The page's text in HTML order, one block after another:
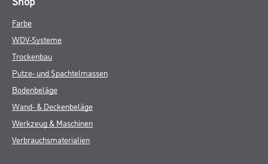
Farbe
WDV-Systeme
Trockenbau
Putze- und Spachtelmassen
Bodenbeläge
Wand- & Deckenbeläge
Werkzeug & Maschinen
Verbrauchsmaterialien